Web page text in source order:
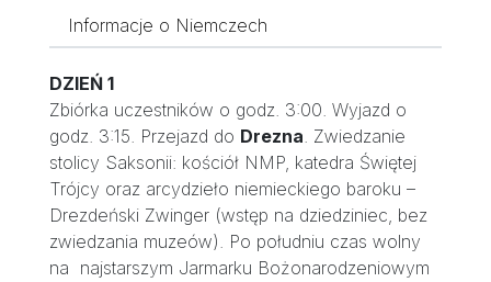
Informacje o Niemczech
DZIEŃ 1
Zbiórka uczestników o godz. 3:00. Wyjazd o
godz. 3:15. Przejazd do Drezna. Zwiedzanie
stolicy Saksonii: kościół NMP, katedra Świętej
Trójcy oraz arcydzieło niemieckiego baroku –
Drezdeński Zwinger (wstęp na dziedziniec, bez
zwiedzania muzeów). Po południu czas wolny
na najstarszym Jarmarku Bożonarodzeniowym